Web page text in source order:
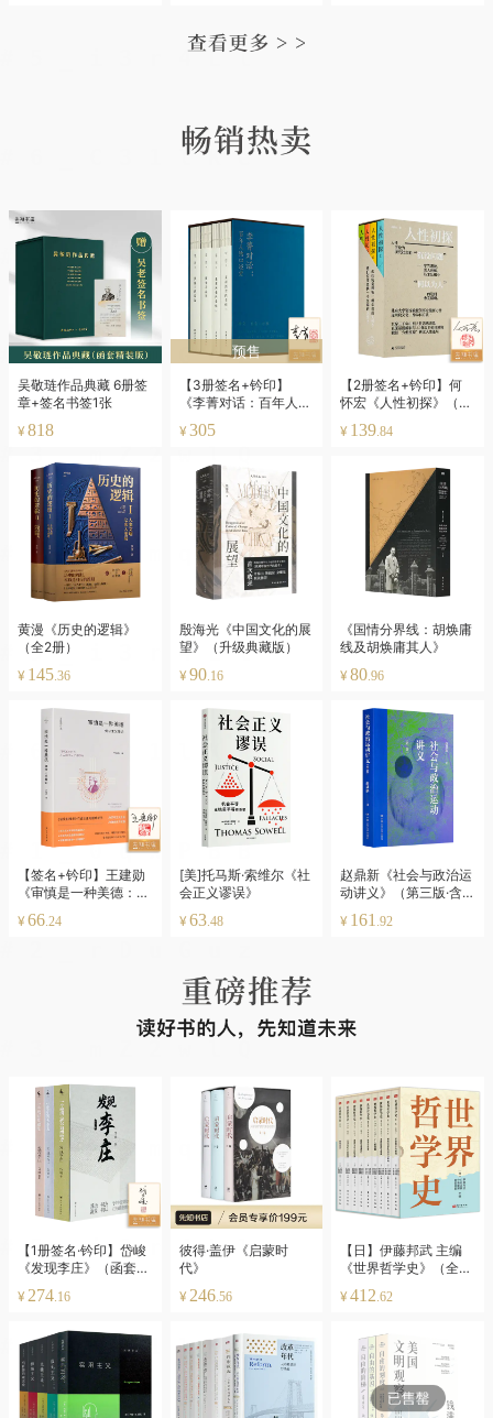
吴敬琏作品典藏 6册签
章+签名书签1张
¥ 818
预售
【3册签名+钤印】
《李菁对话：百年人物
¥ 305
【2册签名+钤印】何
怀宏《人性初探》（全
¥ 139 .84
黄漫《历史的逻辑》
（全2册）
¥ 145.36
殷海光《中国文化的展
望》（升级典藏版）
¥ 90.16
《国情分界线：胡焕庸
线及胡焕庸其人》
¥ 80.96
【签名+钤印】王建勋
《审慎是一种美德：保
¥ 66.24
[美]托马斯·索维尔《社
会正义谬误》
¥ 63.48
赵鼎新《社会与政治运
动讲义》（第三版·含
¥ 161 .92
【1册签名·钤印】岱峻
《发现李庄》（函套版
·全三卷）
¥ 274.16
彼得·盖伊《启蒙时
代》
¥ 246.56
【日】伊藤邦武 主编
《世界哲学史》（全9
卷）
¥ 412.62